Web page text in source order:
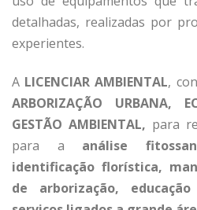
detalhadas, realizadas por
experientes.
A LICENCIAR AMBIENTAL,
ARBORIZAÇÃO URBANA,
GESTÃO AMBIENTAL, para
para a análise
identificação florística,
de arborização,